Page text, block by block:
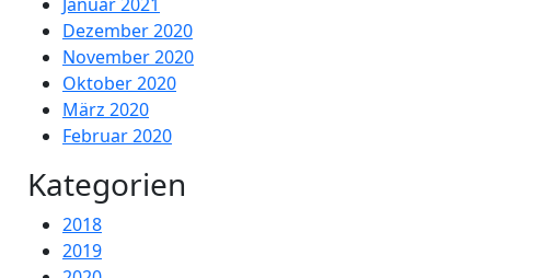
Dezember 2020
November 2020
Oktober 2020
März 2020
Februar 2020
Kategorien
2018
2019